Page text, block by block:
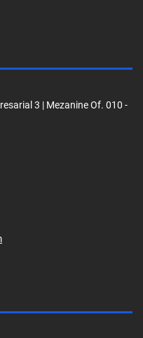
3 | Mezanine Of. 010 -